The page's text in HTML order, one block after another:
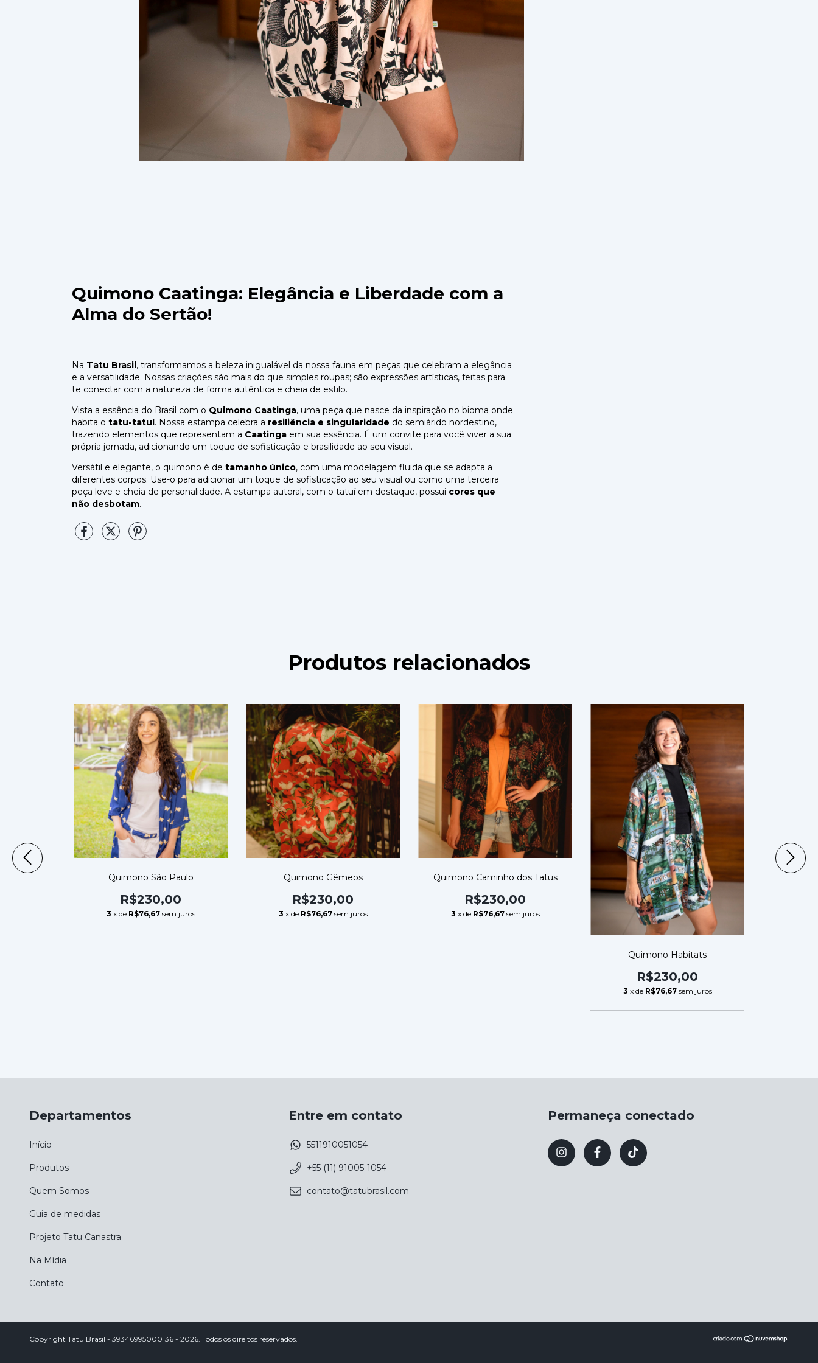
Quimono Caatinga: Elegância e Liberdade com a
Alma do Sertão!
Na Tatu Brasil, transformamos a beleza inigualável da nossa fauna em peças que celebram a elegância
e a versatilidade. Nossas criações são mais do que simples roupas; são expressões artísticas, feitas para
te conectar com a natureza de forma autêntica e cheia de estilo.
Vista a essência do Brasil com o Quimono Caatinga, uma peça que nasce da inspiração no bioma onde
habita o tatu-tatuí. Nossa estampa celebra a resiliência e singularidade do semiárido nordestino,
trazendo elementos que representam a Caatinga em sua essência. É um convite para você viver a sua
própria jornada, adicionando um toque de sofisticação e brasilidade ao seu visual.
Versátil e elegante, o quimono é de tamanho único, com uma modelagem fluida que se adapta a
diferentes corpos. Use-o para adicionar um toque de sofisticação ao seu visual ou como uma terceira
peça leve e cheia de personalidade. A estampa autoral, com o tatuí em destaque, possui cores que
não desbotam.
Produtos relacionados
Quimono São Paulo
R$230,00
3 x de R$76,67 sem juros
Quimono Gêmeos
R$230,00
3 x de R$76,67 sem juros
Quimono Caminho dos Tatus
R$230,00
3 x de R$76,67 sem juros
Quimono Habitats
R$230,00
3 x de R$76,67 sem juros
Departamentos
Início
Produtos
Quem Somos
Guia de medidas
Projeto Tatu Canastra
Na Mídia
Contato
Entre em contato
5511910051054
+55 (11) 91005-1054
contato@tatubrasil.com
Permaneça conectado
Copyright Tatu Brasil - 39346995000136 - 2026. Todos os direitos reservados.